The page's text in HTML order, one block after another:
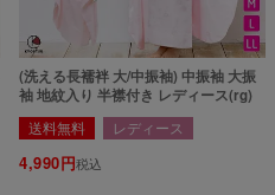
(洗える長襦袢 大/中振袖) 中振袖 大振
袖 地紋入り 半襟付き レディース(rg)
送料無料 レディース
4,990 税込